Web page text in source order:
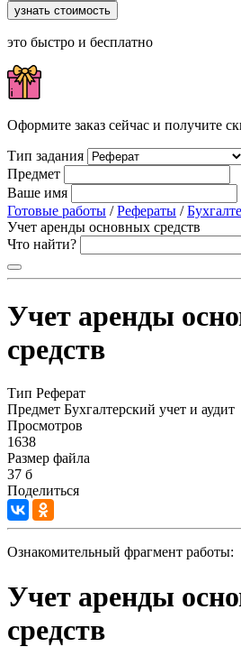
узнать стоимость
это быстро и бесплатно
Оформите заказ сейчас и получите
Тип задания
Предмет
Ваше имя
Готовые работы /Рефераты /
Учет аренды основных средств
Что найти?
Учет аренды
средств
Тип Реферат
Предмет Бухгалтерский учет и аудит
Просмотров
1638
Размер файла
37 б
Поделиться
Ознакомительный фрагмент работы:
Учет аренды
средств